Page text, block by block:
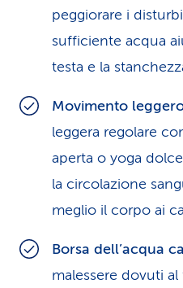
peggiorare i
sufficiente acqua
testa e la
Movimento
leggera regolare
aperta o yoga
la circolazione
meglio il corpo ai
Borsa dell’acqua
malessere dovuti